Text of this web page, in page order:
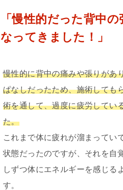
「慢性的だった背中
なってきました！」
慢性的に背中の痛みや張りがあ
ぱなしだったため、施術しても
術を通して、過度に疲労してい
た。
これまで体に疲れが溜まってい
状態だったのですが、それを自
しずつ体にエネルギーを感じる
す。